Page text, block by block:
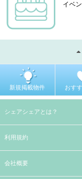
イベ
新規掲載物件 おす
シェアシェアとは？
利用規約
会社概要